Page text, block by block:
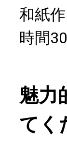
和紙
時間
魅力
てく